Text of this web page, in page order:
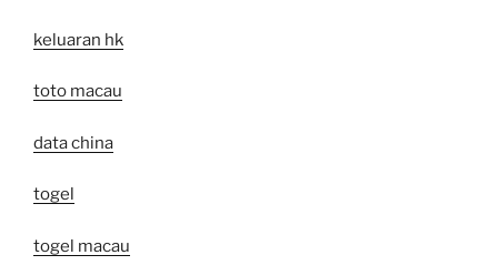
keluaran hk
toto macau
data china
togel
togel macau